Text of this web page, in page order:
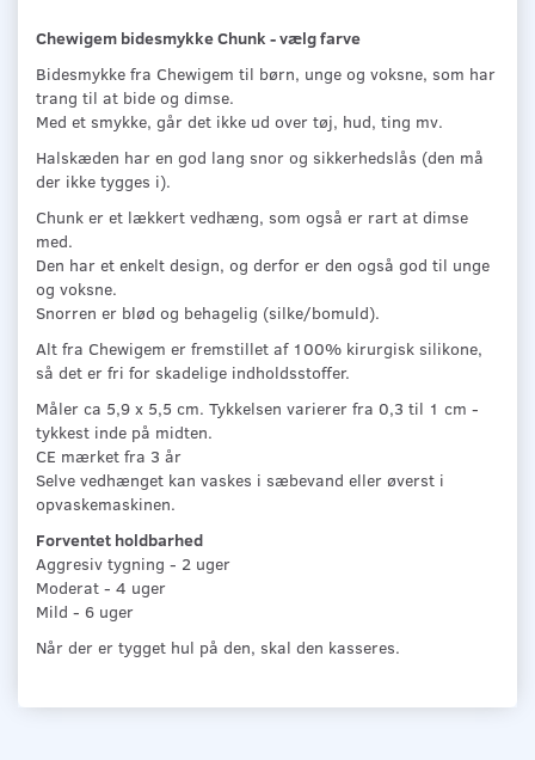
Chewigem bidesmykke Chunk - vælg farve
Bidesmykke fra Chewigem til børn, unge og voksne, som har
trang til at bide og dimse.
Med et smykke, går det ikke ud over tøj, hud, ting mv.
Halskæden har en god lang snor og sikkerhedslås (den må
der ikke tygges i).
Chunk er et lækkert vedhæng, som også er rart at dimse
med.
Den har et enkelt design, og derfor er den også god til unge
og voksne.
Snorren er blød og behagelig (silke/bomuld).
Alt fra Chewigem er fremstillet af 100% kirurgisk silikone,
så det er fri for skadelige indholdsstoffer.
Måler ca 5,9 x 5,5 cm. Tykkelsen varierer fra 0,3 til 1 cm -
tykkest inde på midten.
CE mærket fra 3 år
Selve vedhænget kan vaskes i sæbevand eller øverst i
opvaskemaskinen.
Forventet holdbarhed
Aggresiv tygning - 2 uger
Moderat - 4 uger
Mild - 6 uger
Når der er tygget hul på den, skal den kasseres.